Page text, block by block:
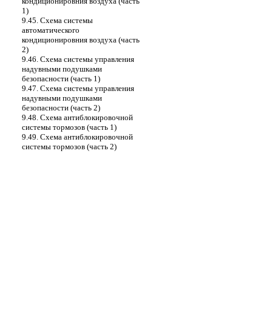
1)
9.45. Схема системы
автоматического
кондиционировния воздуха (часть
2)
9.46. Схема системы управления
надувными подушками
безопасности (часть 1)
9.47. Схема системы управления
надувными подушками
безопасности (часть 2)
9.48. Схема антиблокировочной
системы тормозов (часть 1)
9.49. Схема антиблокировочной
системы тормозов (часть 2)